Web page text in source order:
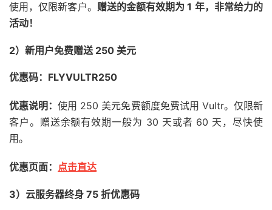
使用，仅限新客户。 赠送的金额有效期为 1 年，非常给力的
活动！
2）新用户免费赠送 250 美元
优惠码：FLYVULTR250
优惠说明：使用 250 美元免费额度免费试用 Vultr。仅限新
客户。赠送余额有效期一般为 30 天或者 60 天，尽快使
用。
优惠页面： 点击直达
3）云服务器终身 75 折优惠码